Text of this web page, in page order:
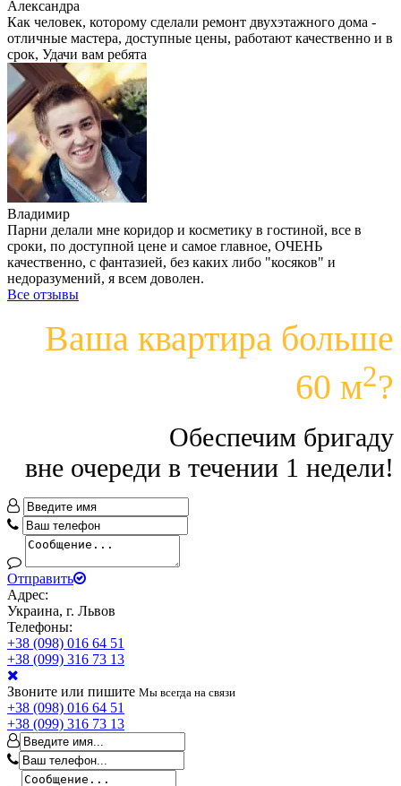
Александра
Как человек, которому сделали ремонт двухэтажного дома -
отличные мастера, доступные цены, работают качественно и в
срок, Удачи вам ребята
Владимир
Парни делали мне коридор и косметику в гостиной, все в
сроки, по доступной цене и самое главное, ОЧЕНЬ
качественно, с фантазией, без каких либо "косяков" и
недоразумений, я всем доволен.
Все отзывы
Ваша квартира больше
60 м2?
Обеспечим бригаду
вне очереди в течении 1 недели!
Отправить
Адрес:
Украина, г. Львов
Телефоны:
+38 (098) 016 64 51
+38 (099) 316 73 13
Звоните или пишите Мы всегда на связи
+38 (098) 016 64 51
+38 (099) 316 73 13